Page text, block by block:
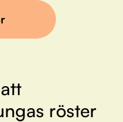
röster